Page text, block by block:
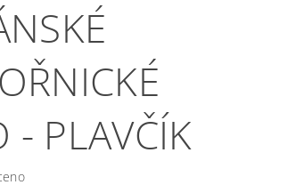
- PLAVČÍK